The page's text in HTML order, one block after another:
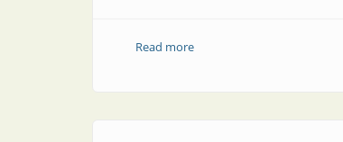
Read moreabout Ingeniería Eléctrica